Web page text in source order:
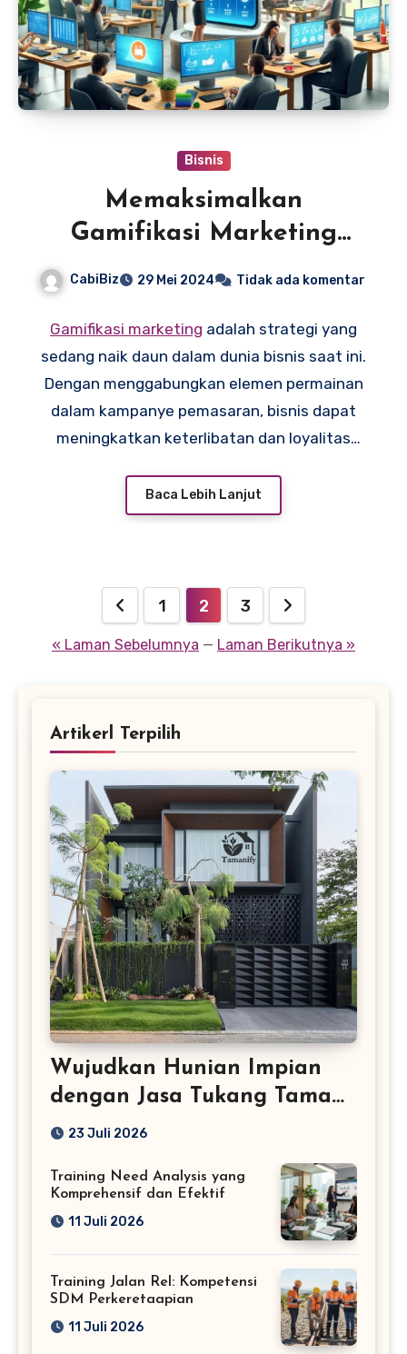
Bisnis
Memaksimalkan
Gamifikasi Marketing
CabiBiz 29 Mei 2024 Tidak ada komentar
Gamifikasi marketing adalah strategi yang
sedang naik daun dalam dunia bisnis saat ini.
Dengan menggabungkan elemen permainan
dalam kampanye pemasaran, bisnis dapat
meningkatkan keterlibatan dan loyalitas
menyenangkan, tetapi juga efektif dalam
menciptakan pengalaman yang berkesan bagi
marketing untuk bisnis Anda.
Baca Lebih Lanjut
Paginasi
pos
1 2 3
« Laman Sebelumnya — Laman Berikutnya »
Artikerl Terpilih
Wujudkan Hunian Impian
dengan Jasa Tukang Taman
Profesional
23 Juli 2026
Training Need Analysis yang
Komprehensif dan Efektif
11 Juli 2026
Training Jalan Rel: Kompetensi
SDM Perkeretaapian
11 Juli 2026